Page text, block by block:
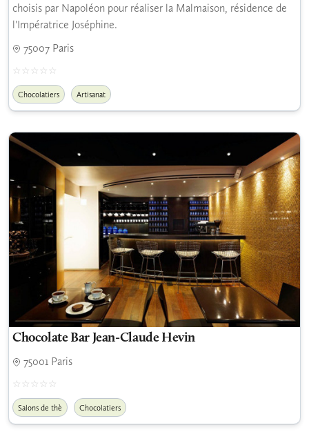
choisis par Napoléon pour réaliser la Malmaison, résidence de
l'Impératrice Joséphine.
75007 Paris
Chocolatiers Artisanat
Chocolate Bar Jean-Claude Hevin
75001 Paris
Salons de thè Chocolatiers